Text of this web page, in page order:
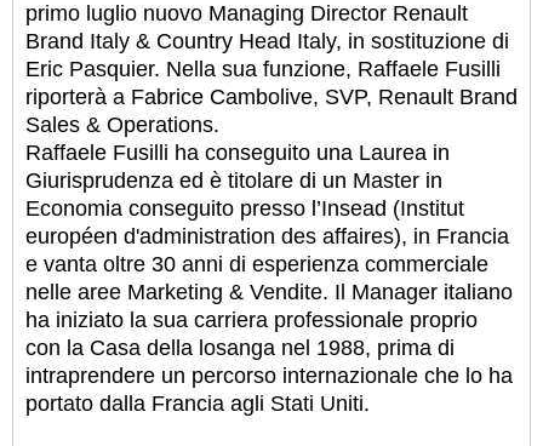
primo luglio nuovo Managing Director Renault
Brand Italy & Country Head Italy, in sostituzione di
Eric Pasquier. Nella sua funzione, Raffaele Fusilli
riporterà a Fabrice Cambolive, SVP, Renault Brand
Sales & Operations.
Raffaele Fusilli ha conseguito una Laurea in
Giurisprudenza ed è titolare di un Master in
Economia conseguito presso l’Insead (Institut
européen d'administration des affaires), in Francia
e vanta oltre 30 anni di esperienza commerciale
nelle aree Marketing & Vendite. Il Manager italiano
ha iniziato la sua carriera professionale proprio
con la Casa della losanga nel 1988, prima di
intraprendere un percorso internazionale che lo ha
portato dalla Francia agli Stati Uniti.